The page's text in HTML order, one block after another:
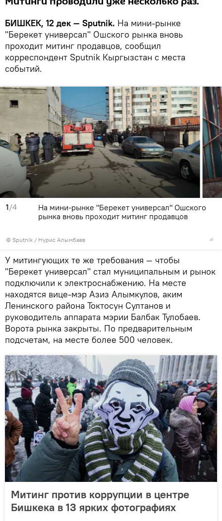
БИШКЕК, 12 дек — Sputnik. На мини-рынке
"Берекет универсал" Ошского рынка вновь
проходит митинг продавцов, сообщил
корреспондент Sputnik Кыргызстан с места
событий.
1/4
© Sputnik / Нурис Алымбаев
На мини-рынке "Берекет универсал" Ошского
рынка вновь проходит митинг продавцов
У митингующих те же требования — чтобы
"Берекет универсал" стал муниципальным и рынок
подключили к электроснабжению. На месте
находятся вице-мэр Азиз Алымкулов, аким
Ленинского района Токтосун Султанов и
руководитель аппарата мэрии Балбак Тулобаев.
Ворота рынка закрыты. По предварительным
подсчетам, на месте более 500 человек.
Митинг против коррупции в центре
Бишкека в 13 ярких фотографиях